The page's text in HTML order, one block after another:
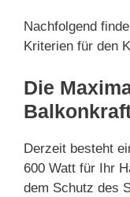
Nachfolgend
Kriterien für den
Die
Derzeit besteht
600 Watt für Ihr
dem Schutz des